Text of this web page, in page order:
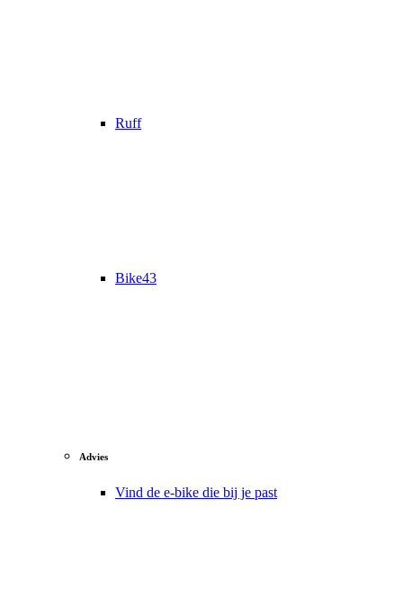
Ruff
Bike43
Advies
Vind de e-bike die bij je past